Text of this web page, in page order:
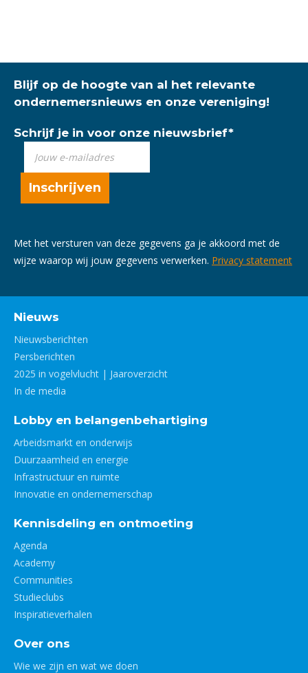
Blijf op de hoogte van al het relevante
ondernemersnieuws en onze vereniging!
Schrijf je in voor onze nieuwsbrief*
Met het versturen van deze gegevens ga je akkoord met de
wijze waarop wij jouw gegevens verwerken. Privacy statement
Nieuws
Nieuwsberichten
Persberichten
2025 in vogelvlucht | Jaaroverzicht
In de media
Lobby en belangenbehartiging
Arbeidsmarkt en onderwijs
Duurzaamheid en energie
Infrastructuur en ruimte
Innovatie en ondernemerschap
Kennisdeling en ontmoeting
Agenda
Academy
Communities
Studieclubs
Inspiratieverhalen
Over ons
Wie we zijn en wat we doen